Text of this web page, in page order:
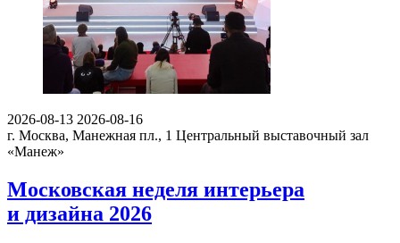
2026-08-13 2026-08-16
г. Москва, Манежная пл., 1 Центральный выставочный зал
«Манеж»
Московская неделя интерьера
и дизайна 2026